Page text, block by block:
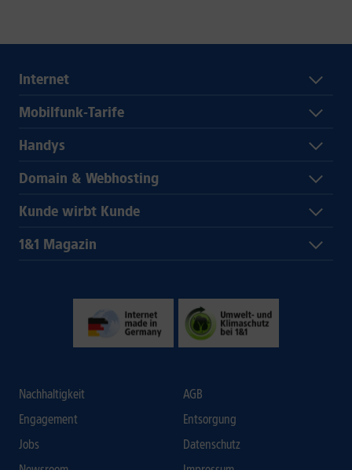
Internet
Mobilfunk-Tarife
Handys
Domain & Webhosting
Kunde wirbt Kunde
1&1 Magazin
Nachhaltigkeit
Engagement
Jobs
AGB
Entsorgung
Datenschutz